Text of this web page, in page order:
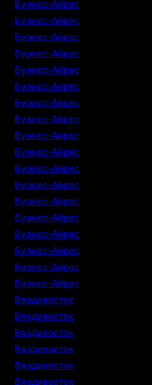
Буэнос-Айрес
Буэнос-Айрес
Буэнос-Айрес
Буэнос-Айрес
Буэнос-Айрес
Буэнос-Айрес
Буэнос-Айрес
Буэнос-Айрес
Буэнос-Айрес
Буэнос-Айрес
Буэнос-Айрес
Буэнос-Айрес
Буэнос-Айрес
Буэнос-Айрес
Буэнос-Айрес
Буэнос-Айрес
Буэнос-Айрес
Буэнос-Айрес
Владивосток
Владивосток
Владивосток
Владивосток
Владивосток
Владивосток